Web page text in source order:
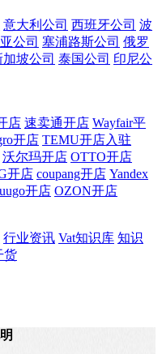
意大利公司 西班牙公司 波
公司 塞浦路斯公司 俄罗
加坡公司 泰国公司 印尼公
店 速卖通开店 Wayfair平
开店 TEMU开店入驻
沃尔玛开店 OTTO开店
开店 coupang开店 Yandex
开店 OZON开店
行业资讯 Vat知识库 知识
货